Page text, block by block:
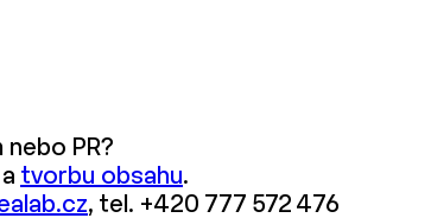
PR?
a tvorbu obsahu.
, tel. +420 777 572 476